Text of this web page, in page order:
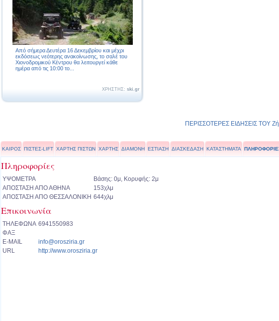
Από σήμερα Δευτέρα 16 Δεκεμβρίου και μέχρι
εκδόσεως νεότερης ανακοίνωσης, το σαλέ του
Χιονοδρομικού Κέντρου θα λειτουργεί κάθε
ημέρα από τις 10:00 το...
ΧΡΗΣΤΗΣ: ski.gr
ΠΕΡΙΣΣΟΤΕΡΕΣ ΕΙΔΗΣΕΙΣ ΤΟΥ
ΚΑΙΡΟΣ ΠΙΣΤΕΣ-LIFT ΧΑΡΤΗΣ ΠΙΣΤΩΝ ΧΑΡΤΗΣ ΔΙΑΜΟΝΗ ΕΣΤΙΑΣΗ ΔΙΑΣΚΕΔΑΣΗ ΚΑΤΑΣΤΗΜΑΤΑ
Πληροφορίες
ΥΨΟΜΕΤΡΑ
Βάσης: 0μ, Κορυφής: 2μ
ΑΠΟΣΤΑΣΗ ΑΠΟ ΑΘΗΝΑ
153χλμ
ΑΠΟΣΤΑΣΗ ΑΠΟ ΘΕΣΣΑΛΟΝΙΚΗ 644χλμ
Επικοινωνία
ΤΗΛΕΦΩΝΑ 6941550983
ΦΑΞ
E-MAIL
info@orosziria.gr
URL
http://www.orosziria.gr